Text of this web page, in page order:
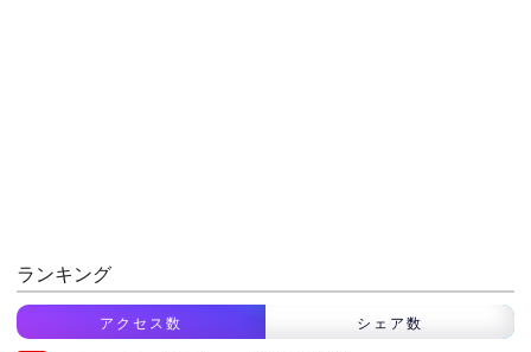
ランキング
アクセス数 シェア数